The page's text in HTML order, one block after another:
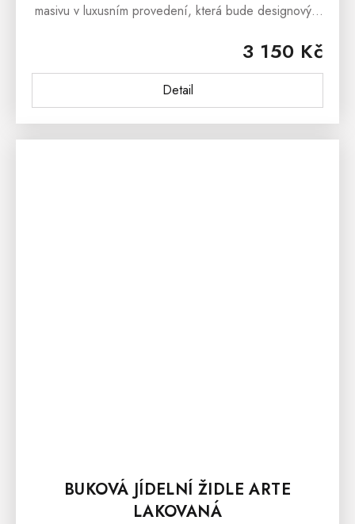
3 150 Kč
Detail
masivu v luxusním provedení, která bude designovým
BUKOVÁ JÍDELNÍ ŽIDLE ARTE
LAKOVANÁ